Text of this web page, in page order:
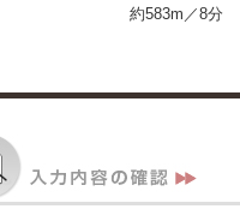
約583m／8分